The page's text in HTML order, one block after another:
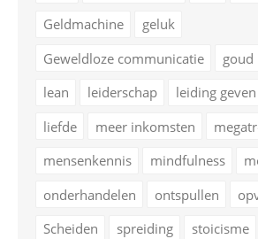
Geldmachine
geluk
Geweldloze communicatie
goud
lean
leiderschap leiding geven
liefde
meer inkomsten
mensenkennis
mindfulness
onderhandelen
ontspullen
Scheiden
spreiding stoicisme